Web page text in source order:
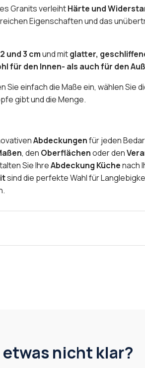
Granits verleihtHärte und
Eigenschaften und das
und 3 cmund mitglatter,
für den Innen- als auch für den
Sie einfach die Maße ein, wählen
gibt und die Menge.
Abdeckungenfür jeden
, den Oberflächenoder den
Sie IhreAbdeckung Küchenach
sind die perfekte Wahl für
nicht klar?